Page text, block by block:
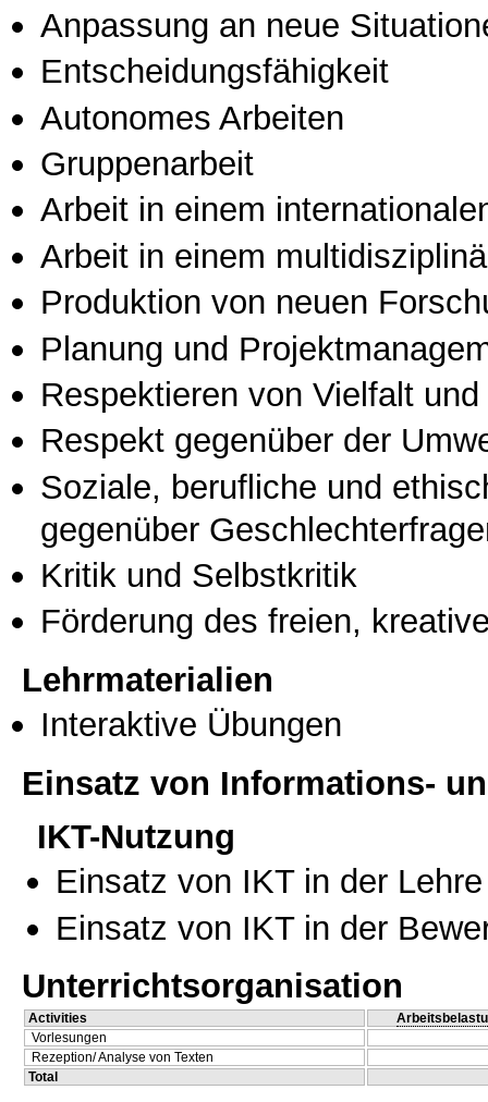
Anpassung an neue
Entscheidungsfähigkeit
Autonomes Arbeiten
Gruppenarbeit
Arbeit in einem
Arbeit in einem
Produktion von neuen
Planung und
Respektieren von Vielfalt
Respekt gegenüber der
Soziale, berufliche und
gegenüber
Kritik und Selbstkritik
Förderung des freien,
Lehrmaterialien
Interaktive Übungen
Einsatz von Informations-
IKT-Nutzung
Einsatz von IKT in der Lehre
Einsatz von IKT in der
Unterrichtsorganisation
Activities
Vorlesungen
Rezeption/ Analyse von Texten
Total